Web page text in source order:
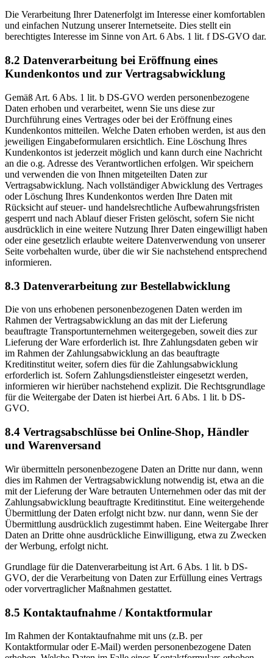
Die Verarbeitung Ihrer Datenerfolgt im Interesse einer komfortablen
und einfachen Nutzung unserer Internetseite. Dies stellt ein
berechtigtes Interesse im Sinne von Art. 6 Abs. 1 lit. f DS-GVO dar.
8.2 Datenverarbeitung bei Eröffnung eines
Kundenkontos und zur Vertragsabwicklung
Gemäß Art. 6 Abs. 1 lit. b DS-GVO werden personenbezogene
Daten erhoben und verarbeitet, wenn Sie uns diese zur
Durchführung eines Vertrages oder bei der Eröffnung eines
Kundenkontos mitteilen. Welche Daten erhoben werden, ist aus den
jeweiligen Eingabeformularen ersichtlich. Eine Löschung Ihres
Kundenkontos ist jederzeit möglich und kann durch eine Nachricht
an die o.g. Adresse des Verantwortlichen erfolgen. Wir speichern
und verwenden die von Ihnen mitgeteilten Daten zur
Vertragsabwicklung. Nach vollständiger Abwicklung des Vertrages
oder Löschung Ihres Kundenkontos werden Ihre Daten mit
Rücksicht auf steuer- und handelsrechtliche Aufbewahrungsfristen
gesperrt und nach Ablauf dieser Fristen gelöscht, sofern Sie nicht
ausdrücklich in eine weitere Nutzung Ihrer Daten eingewilligt haben
oder eine gesetzlich erlaubte weitere Datenverwendung von unserer
Seite vorbehalten wurde, über die wir Sie nachstehend entsprechend
informieren.
8.3 Datenverarbeitung zur Bestellabwicklung
Die von uns erhobenen personenbezogenen Daten werden im
Rahmen der Vertragsabwicklung an das mit der Lieferung
beauftragte Transportunternehmen weitergegeben, soweit dies zur
Lieferung der Ware erforderlich ist. Ihre Zahlungsdaten geben wir
im Rahmen der Zahlungsabwicklung an das beauftragte
Kreditinstitut weiter, sofern dies für die Zahlungsabwicklung
erforderlich ist. Sofern Zahlungsdienstleister eingesetzt werden,
informieren wir hierüber nachstehend explizit. Die Rechtsgrundlage
für die Weitergabe der Daten ist hierbei Art. 6 Abs. 1 lit. b DS-
GVO.
8.4 Vertragsabschlüsse bei Online-Shop, Händler
und Warenversand
Wir übermitteln personenbezogene Daten an Dritte nur dann, wenn
dies im Rahmen der Vertragsabwicklung notwendig ist, etwa an die
mit der Lieferung der Ware betrauten Unternehmen oder das mit der
Zahlungsabwicklung beauftragte Kreditinstitut. Eine weitergehende
Übermittlung der Daten erfolgt nicht bzw. nur dann, wenn Sie der
Übermittlung ausdrücklich zugestimmt haben. Eine Weitergabe Ihrer
Daten an Dritte ohne ausdrückliche Einwilligung, etwa zu Zwecken
der Werbung, erfolgt nicht.
Grundlage für die Datenverarbeitung ist Art. 6 Abs. 1 lit. b DS-
GVO, der die Verarbeitung von Daten zur Erfüllung eines Vertrags
oder vorvertraglicher Maßnahmen gestattet.
8.5 Kontaktaufnahme / Kontaktformular
Im Rahmen der Kontaktaufnahme mit uns (z.B. per
Kontaktformular oder E-Mail) werden personenbezogene Daten